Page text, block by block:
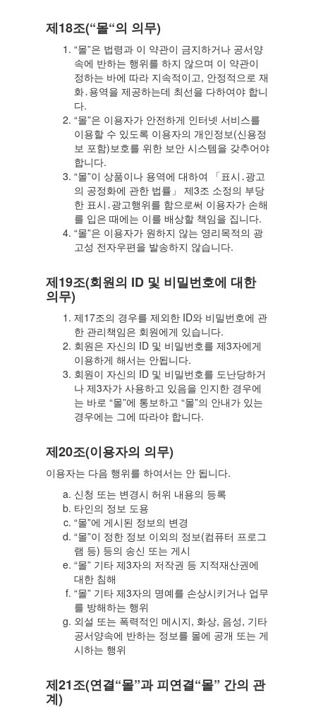
제18조(“몰“의 의무)
“몰”은 법령과 이 약관이 금지하거나 공서양
속에 반하는 행위를 하지 않으며 이 약관이
정하는 바에 따라 지속적이고, 안정적으로 재
화․용역을 제공하는데 최선을 다하여야 합니
다.
“몰”은 이용자가 안전하게 인터넷 서비스를
이용할 수 있도록 이용자의 개인정보(신용정
보 포함)보호를 위한 보안 시스템을 갖추어야
합니다.
“몰”이 상품이나 용역에 대하여 「표시․광고
의 공정화에 관한 법률」 제3조 소정의 부당
한 표시․광고행위를 함으로써 이용자가 손해
를 입은 때에는 이를 배상할 책임을 집니다.
“몰”은 이용자가 원하지 않는 영리목적의 광
고성 전자우편을 발송하지 않습니다.
제19조(회원의 ID 및 비밀번호에 대한
의무)
제17조의 경우를 제외한 ID와 비밀번호에 관
한 관리책임은 회원에게 있습니다.
회원은 자신의 ID 및 비밀번호를 제3자에게
이용하게 해서는 안됩니다.
회원이 자신의 ID 및 비밀번호를 도난당하거
나 제3자가 사용하고 있음을 인지한 경우에
는 바로 “몰”에 통보하고 “몰”의 안내가 있는
경우에는 그에 따라야 합니다.
제20조(이용자의 의무)
이용자는 다음 행위를 하여서는 안 됩니다.
신청 또는 변경시 허위 내용의 등록
타인의 정보 도용
“몰”에 게시된 정보의 변경
“몰”이 정한 정보 이외의 정보(컴퓨터 프로그
램 등) 등의 송신 또는 게시
“몰” 기타 제3자의 저작권 등 지적재산권에
대한 침해
“몰” 기타 제3자의 명예를 손상시키거나 업무
를 방해하는 행위
외설 또는 폭력적인 메시지, 화상, 음성, 기타
공서양속에 반하는 정보를 몰에 공개 또는 게
시하는 행위
제21조(연결“몰”과 피연결“몰” 간의 관
계)